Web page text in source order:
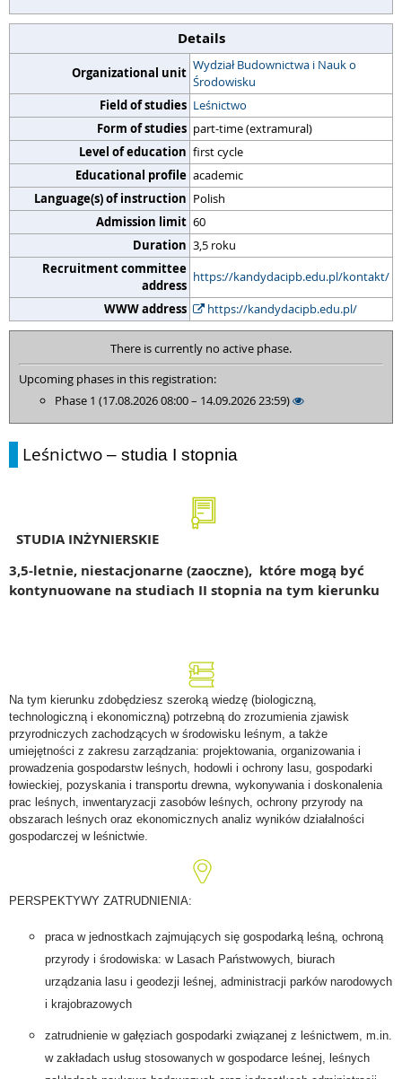
Details
Organizational unit Wydział Budownictwa i Nauk o
Środowisku
Field of studies Leśnictwo
Form of studies part-time (extramural)
Level of education first cycle
Educational profile academic
Language(s) of instruction Polish
Admission limit 60
Duration 3,5 roku
Recruitment committee
address
https://kandydacipb.edu.pl/kontakt/
WWW address
https://kandydacipb.edu.pl/
There is currently no active phase.
Upcoming phases in this registration:
Phase 1 (17.08.2026 08:00 – 14.09.2026 23:59)
Leśnictwo – studia I stopnia
STUDIA INŻYNIERSKIE
3,5-letnie, niestacjonarne (zaoczne), które mogą być
kontynuowane na studiach II stopnia na tym kierunku
Na tym kierunku zdobędziesz szeroką wiedzę (biologiczną,
technologiczną i ekonomiczną) potrzebną do zrozumienia zjawisk
przyrodniczych zachodzących w środowisku leśnym, a także
umiejętności z zakresu zarządzania: projektowania, organizowania i
prowadzenia gospodarstw leśnych, hodowli i ochrony lasu, gospodarki
łowieckiej, pozyskania i transportu drewna, wykonywania i doskonalenia
prac leśnych, inwentaryzacji zasobów leśnych, ochrony przyrody na
obszarach leśnych oraz ekonomicznych analiz wyników działalności
gospodarczej w leśnictwie.
PERSPEKTYWY ZATRUDNIENIA:
praca w jednostkach zajmujących się gospodarką leśną, ochroną
przyrody i środowiska: w Lasach Państwowych, biurach
urządzania lasu i geodezji leśnej, administracji parków narodowych
i krajobrazowych
zatrudnienie w gałęziach gospodarki związanej z leśnictwem, m.in.
w zakładach usług stosowanych w gospodarce leśnej, leśnych